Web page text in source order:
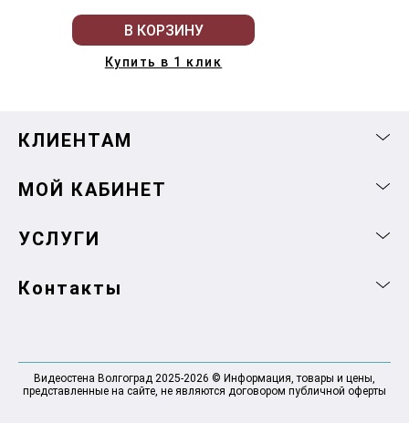
В КОРЗИНУ
Купить в 1 клик
КЛИЕНТАМ
МОЙ КАБИНЕТ
УСЛУГИ
Контакты
Видеостена Волгоград 2025-2026 © Информация, товары и цены,
представленные на сайте, не являются договором публичной оферты